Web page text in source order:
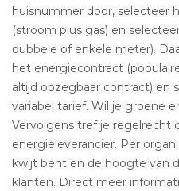
huisnummer door, selecteer
(stroom plus gas) en
dubbele of enkele meter).
het energiecontract
altijd opzegbaar contract) en
variabel tarief. Wil je groene
Vervolgens tref je regelrecht
energieleverancier. Per
kwijt bent en de hoogte van
klanten. Direct meer